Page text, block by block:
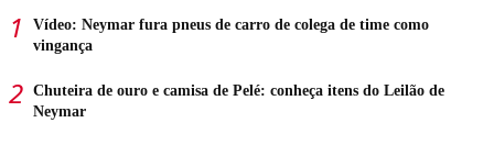
Vídeo: Neymar fura pneus de carro de colega de time como
vingança
Chuteira de ouro e camisa de Pelé: conheça itens do Leilão de
Neymar